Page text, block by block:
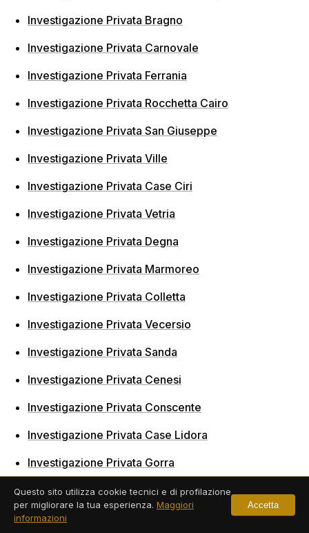
Investigazione Privata Bragno
Investigazione Privata Carnovale
Investigazione Privata Ferrania
Investigazione Privata Rocchetta Cairo
Investigazione Privata San Giuseppe
Investigazione Privata Ville
Investigazione Privata Case Ciri
Investigazione Privata Vetria
Investigazione Privata Degna
Investigazione Privata Marmoreo
Investigazione Privata Colletta
Investigazione Privata Vecersio
Investigazione Privata Sanda
Investigazione Privata Cenesi
Investigazione Privata Conscente
Investigazione Privata Case Lidora
Investigazione Privata Gorra
Investigazione Privata Varigotti
Investigazione Privata Pianazzo
Questo sito utilizza cookie tecnici e di profilazione
per migliorare la tua esperienza. Maggiori
informazioni
Accetta